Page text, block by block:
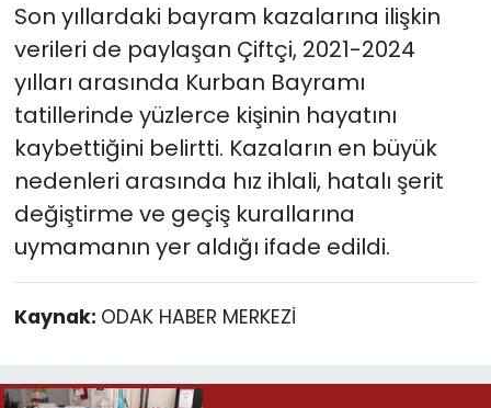
Son yıllardaki bayram kazalarına ilişkin
verileri de paylaşan Çiftçi, 2021-2024
yılları arasında Kurban Bayramı
tatillerinde yüzlerce kişinin hayatını
kaybettiğini belirtti. Kazaların en büyük
nedenleri arasında hız ihlali, hatalı şerit
değiştirme ve geçiş kurallarına
uymamanın yer aldığı ifade edildi.
Kaynak: ODAK HABER MERKEZİ